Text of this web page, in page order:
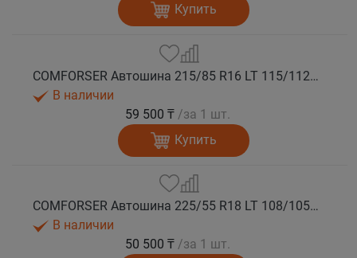
Купить
COMFORSER Автошина 215/85 R16 LT 115/112R CF1100 10PR RWL лето
В наличии
59 500 ₸ /за 1 шт.
Купить
COMFORSER Автошина 225/55 R18 LT 108/105S CF1100 8PR RWL лето
В наличии
50 500 ₸ /за 1 шт.